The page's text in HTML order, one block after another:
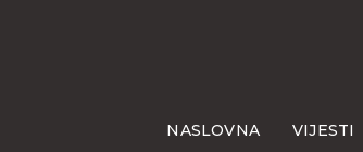
NASLOVNA VIJESTI